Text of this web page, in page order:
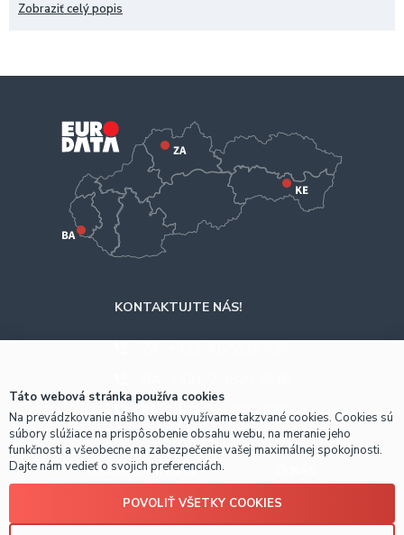
podkladovým papírem o gramáži 85 g/m2.
Zobraziť celý popis
KONTAKTUJTE NÁS!
KE +421-55-7289 653
OBCHODNÉ INFO
Prečo nakúpiť u nás?
Táto webová stránka používa cookies
Na prevádzkovanie nášho webu využívame takzvané cookies. Cookies sú
súbory slúžiace na prispôsobenie obsahu webu, na meranie jeho
funkčnosti a všeobecne na zabezpečenie vašej maximálnej spokojnosti.
Dajte nám vedieť o svojich preferenciách.
POVOLIŤ VŠETKY COOKIES